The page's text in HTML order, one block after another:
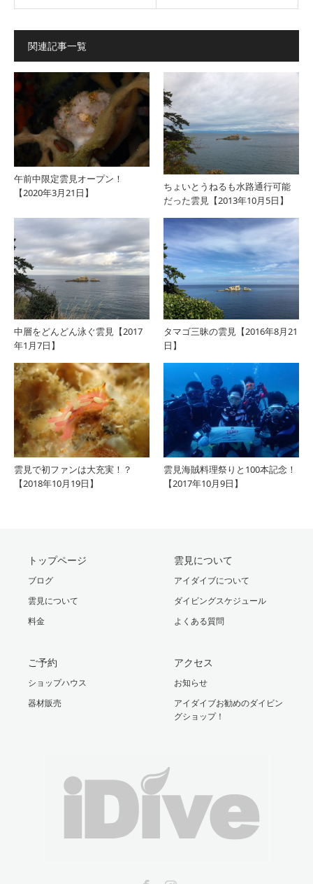
関連記事一覧
午前中限定雲見オープン！
【2020年3月21日】
ちょいとうねるも水路通行可能
だった雲見【2013年10月5日】
中層をどんどん泳ぐ雲見【2017
年1月7日】
タマゴ三昧の雲見【2016年8月21
日】
雲見で初ファンは大充実！？
【2018年10月19日】
雲見海賊料理祭りと100本記念！
【2017年10月9日】
トップページ
ブログ
雲見について
料金
雲見について
アイダイブについて
ダイビングスケジュール
よくある質問
ご予約
ショップハウス
器材販売
アクセス
お知らせ
アイダイブお勧めのダイビン
グショップ！